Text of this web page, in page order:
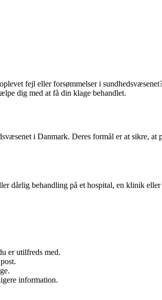
fejl eller forsømmelser i
dig med at få din klage behandlet.
i Danmark. Deres formål er at sikre,
dårlig behandling på et hospital, en klinik
er utilfreds med.
information.